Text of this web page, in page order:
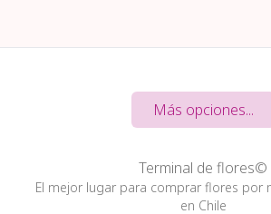
Más opciones...
Terminal de flores©
El mejor lugar para comprar flores por
en Chile